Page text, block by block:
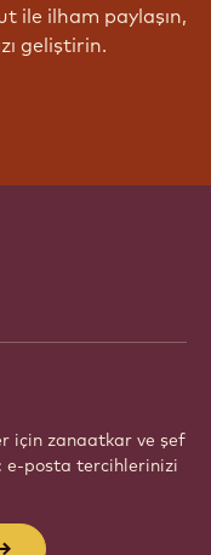
ile ilham paylaşın,
geliştirin.
için zanaatkar ve şef
e-posta tercihlerinizi